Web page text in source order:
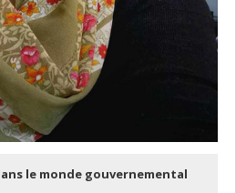
le monde gouvernemental